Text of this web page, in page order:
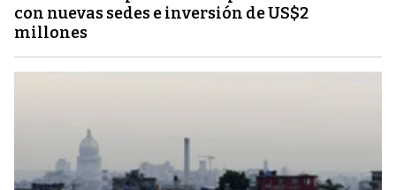
con nuevas sedes e inversión de US$2
millones